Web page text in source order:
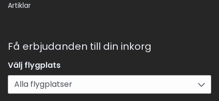
Artiklar
Få erbjudanden till din inkorg
Välj flygplats